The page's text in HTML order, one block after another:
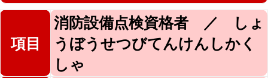
項目
消防設備点検資格者 ／ しょ
うぼうせつびてんけんしかく
しゃ